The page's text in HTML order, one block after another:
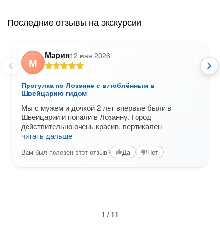
Последние отзывы на экскурсии
М
Мария12 мая 2026
Прогулка по Лозанне с влюблённым в
Швейцарию гидом
Мы с мужем и дочкой 2 лет впервые были в
Швейцарии и попали в Лозанну. Город
действительно очень красив, вертикален
читать дальше
Вам был полезен этот отзыв? Да Нет
1 / 11